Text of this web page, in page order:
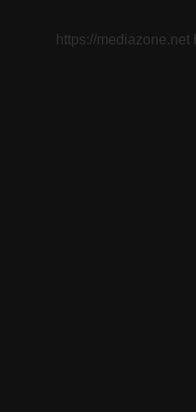
https://mediazone.net